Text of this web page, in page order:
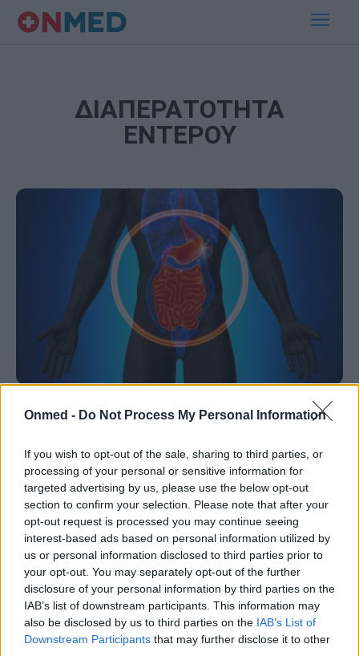
Onmed - Do Not Process My Personal Information
If you wish to opt-out of the sale, sharing to third parties, or
processing of your personal or sensitive information for
targeted advertising by us, please use the below opt-out
section to confirm your selection. Please note that after your
opt-out request is processed you may continue seeing
interest-based ads based on personal information utilized by
us or personal information disclosed to third parties prior to
your opt-out. You may separately opt-out of the further
disclosure of your personal information by third parties on the
IAB’s list of downstream participants. This information may
also be disclosed by us to third parties on the IAB’s List of
Downstream Participants that may further disclose it to other
ΔΙΑΠΕΡΑΤΟΤΗΤΑ
ΕΝΤΕΡΟΥ
Τα σημάδια που φανερώνουν «διαρροή»
Το επονομαζόμενο Σύνδρομο Διαρρέοντος Εντέρου
οφείλεται στην αυξημένη διαπερατότητα του εντέρου.
Είναι αποτέλεσμα δυσλειτουργίας του γαστρεντερικού,
με αποτέλεσμα να διαρρέουν…